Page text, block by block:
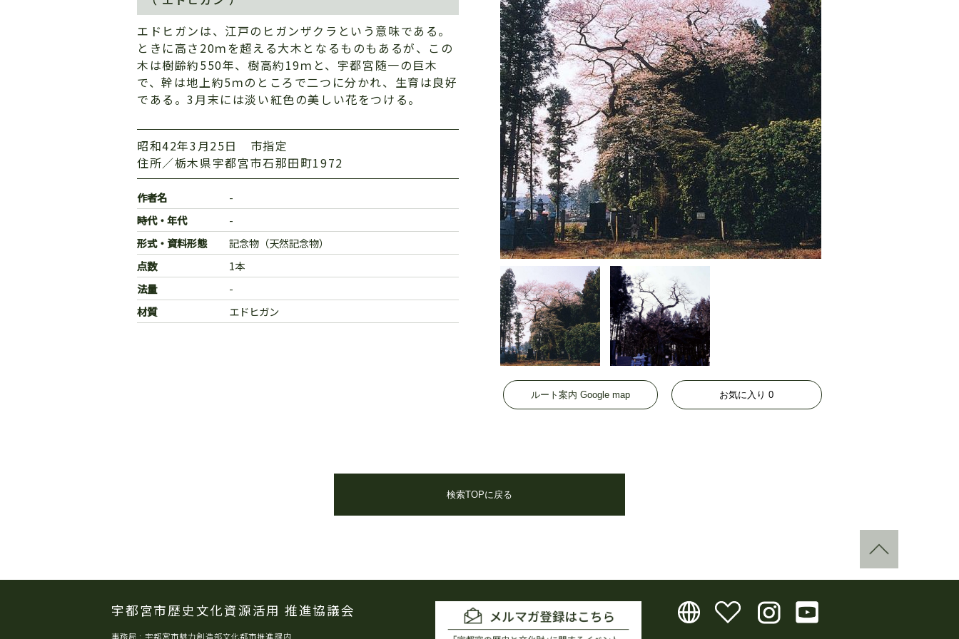
ルート案内 Google map
エドヒガンは、江戸のヒガンザクラという意味である。
ときに高さ20ｍを超える大木となるものもあるが、この
木は樹齢約550年、樹高約19ｍと、宇都宮随一の巨木
で、幹は地上約5ｍのところで二つに分かれ、生育は良好
である。3月末には淡い紅色の美しい花をつける。
お気に入り0
昭和42年3月25日 市指定
住所／栃木県宇都宮市石那田町1972
作者名
-
時代・年代
-
形式・資料形態
記念物（天然記念物）
点数
1本
法量
-
材質
エドヒガン
検索TOPに戻る
宇都宮市歴史文化資源活用 推進協議会
事務局 : 宇都宮市魅力創造部文化都市推進課内